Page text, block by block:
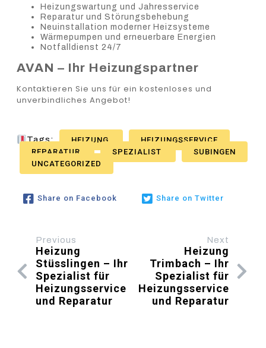
Heizungswartung und Jahresservice
Reparatur und Störungsbehebung
Neuinstallation moderner Heizsysteme
Wärmepumpen und erneuerbare Energien
Notfalldienst 24/7
AVAN – Ihr Heizungspartner
Kontaktieren Sie uns für ein kostenloses und
unverbindliches Angebot!
Tags: HEIZUNG
HEIZUNGSSERVICE
REPARATUR
SPEZIALIST
SUBINGEN
UNCATEGORIZED
Share on Facebook Share on Twitter
Previous
Heizung
Stüsslingen – Ihr
Spezialist für
Heizungsservice
und Reparatur
Next
Heizung
Trimbach – Ihr
Spezialist für
Heizungsservice
und Reparatur